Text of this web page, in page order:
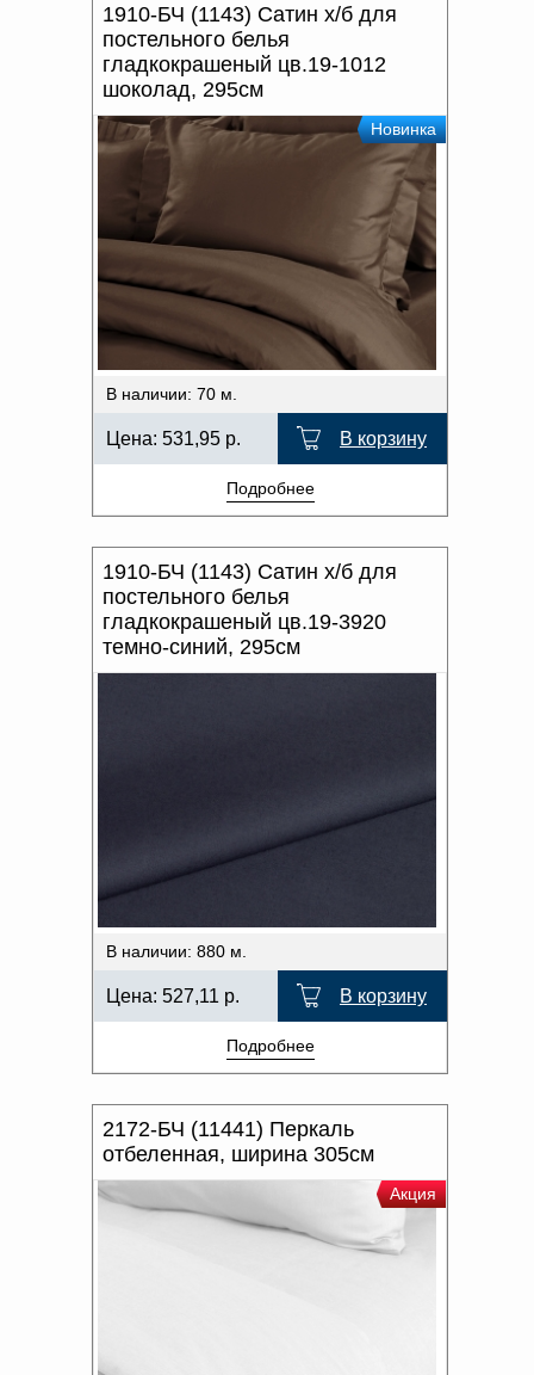
1910-БЧ (1143) Сатин х/б для
постельного белья
гладкокрашеный цв.19-1012
шоколад, 295см
Новинка
В наличии: 70 м.
Цена: 531,95 р. В корзину
Подробнее
1910-БЧ (1143) Сатин х/б для
постельного белья
гладкокрашеный цв.19-3920
темно-синий, 295см
В наличии: 880 м.
Цена: 527,11 р. В корзину
Подробнее
2172-БЧ (11441) Перкаль
отбеленная, ширина 305см
Акция